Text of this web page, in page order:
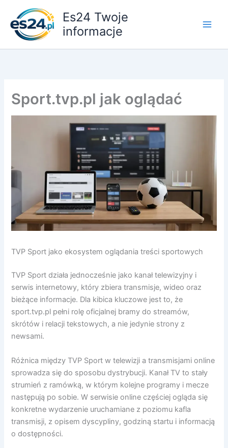
treści
Es24 Twoje
informacje
Sport.tvp.pl jak oglądać
TVP Sport jako ekosystem oglądania treści sportowych
TVP Sport działa jednocześnie jako kanał telewizyjny i
serwis internetowy, który zbiera transmisje, wideo oraz
bieżące informacje. Dla kibica kluczowe jest to, że
sport.tvp.pl pełni rolę oficjalnej bramy do streamów,
skrótów i relacji tekstowych, a nie jedynie strony z
newsami.
Różnica między TVP Sport w telewizji a transmisjami online
sprowadza się do sposobu dystrybucji. Kanał TV to stały
strumień z ramówką, w którym kolejne programy i mecze
następują po sobie. W serwisie online częściej ogląda się
konkretne wydarzenie uruchamiane z poziomu kafla
transmisji, z opisem dyscypliny, godziną startu i informacją
o dostępności.